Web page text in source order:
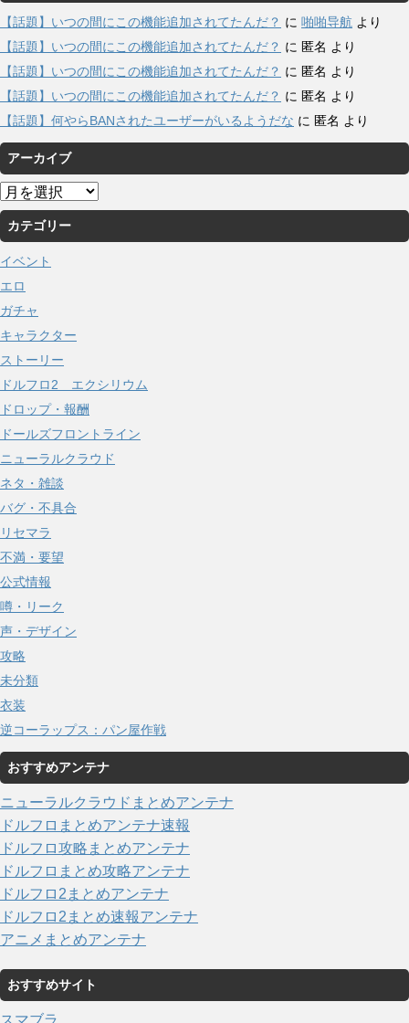
【話題】いつの間にこの機能追加されてたんだ？ に 啪啪导航 より
【話題】いつの間にこの機能追加されてたんだ？ に 匿名 より
【話題】いつの間にこの機能追加されてたんだ？ に 匿名 より
【話題】いつの間にこの機能追加されてたんだ？ に 匿名 より
【話題】何やらBANされたユーザーがいるようだな に 匿名 より
アーカイブ
ア
ー
カ
イ
ブ
カテゴリー
イベント
エロ
ガチャ
キャラクター
ストーリー
ドルフロ2 エクシリウム
ドロップ・報酬
ドールズフロントライン
ニューラルクラウド
ネタ・雑談
バグ・不具合
リセマラ
不満・要望
公式情報
噂・リーク
声・デザイン
攻略
未分類
衣装
逆コーラップス：パン屋作戦
おすすめアンテナ
ニューラルクラウドまとめアンテナ
ドルフロまとめアンテナ速報
ドルフロ攻略まとめアンテナ
ドルフロまとめ攻略アンテナ
ドルフロ2まとめアンテナ
ドルフロ2まとめ速報アンテナ
アニメまとめアンテナ
おすすめサイト
スマブラ